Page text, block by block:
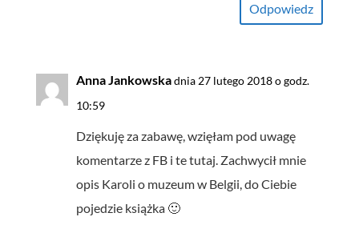
Odpowiedz
Anna Jankowskadnia 27 lutego 2018 o godz.
10:59
Dziękuję za zabawę, wzięłam pod uwagę
komentarze z FB i te tutaj. Zachwycił mnie
opis Karoli o muzeum w Belgii, do Ciebie
pojedzie książka 🙂